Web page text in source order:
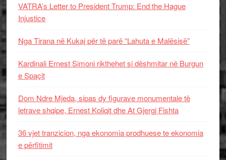
VATRA’s Letter to President Trump: End the Hague
Injustice
Nga Tirana në Kukaj për të parë “Lahuta e Malësisë”
Kardinali Ernest Simoni rikthehet si dëshmitar në Burgun
e Spaçit
Dom Ndre Mjeda, sipas dy figurave monumentale të
letrave shqipe, Ernest Koliqit dhe At Gjergj Fishta
36 vjet tranzicion, nga ekonomia prodhuese te ekonomia
e përfitimit